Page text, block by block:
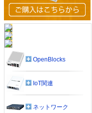
OpenBlocks
IoT関連
ネットワーク